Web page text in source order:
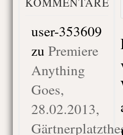
user-353609
zu Premiere
Anything
Goes,
28.02.2013,